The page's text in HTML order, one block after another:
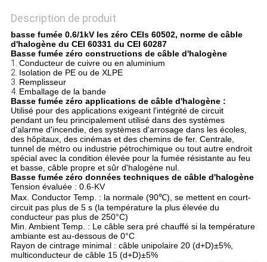
PLAN
DU
SITE
POLITIQUE
DE
CONFIDENTIALITÉ
Description de produit
basse fumée 0.6/1kV les zéro CEIs 60502, norme de câble
d'halogène du CEI 60331 du CEI 60287
Basse fumée zéro constructions de câble d'halogène
1. Conducteur de cuivre ou en aluminium
2. Isolation de PE ou de XLPE
3. Remplisseur
4. Emballage de la bande
Basse fumée zéro applications de câble d'halogène :
Utilisé pour des applications exigeant l'intégrité de circuit
pendant un feu principalement utilisé dans des systèmes
d'alarme d'incendie, des systèmes d'arrosage dans les écoles,
des hôpitaux, des cinémas et des chemins de fer. Centrale,
tunnel de métro ou industrie pétrochimique ou tout autre endroit
spécial avec la condition élevée pour la fumée résistante au feu
et basse, câble propre et sûr d'halogène nul.
Basse fumée zéro données techniques de câble d'halogène
Tension évaluée : 0.6-KV
Max. Conductor Temp. : la normale (90℃), se mettent en court-
circuit pas plus de 5 s (la température la plus élevée du
conducteur pas plus de 250°C)
Min. Ambient Temp. : Le câble sera pré chauffé si la température
ambiante est au-dessous de 0°C
Rayon de cintrage minimal : câble unipolaire 20 (d+D)±5%,
multiconducteur de câble 15 (d+D)±5%